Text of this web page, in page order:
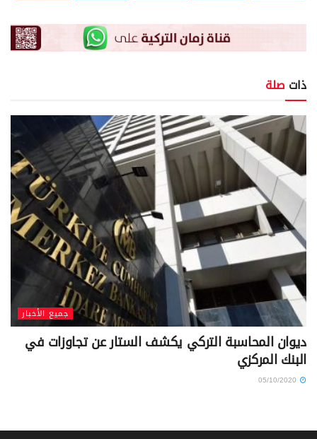
ذات صلة
جميع الأخبار
ديوان المحاسبة التركي يكشف الستار عن تجاوزات في
البنك المركزي